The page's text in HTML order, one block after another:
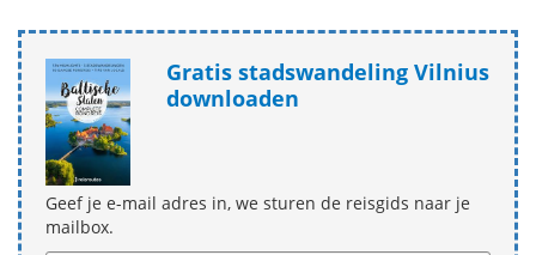
Gratis stadswandeling Vilnius
downloaden
Geef je e-mail adres in, we sturen de reisgids naar je
mailbox.